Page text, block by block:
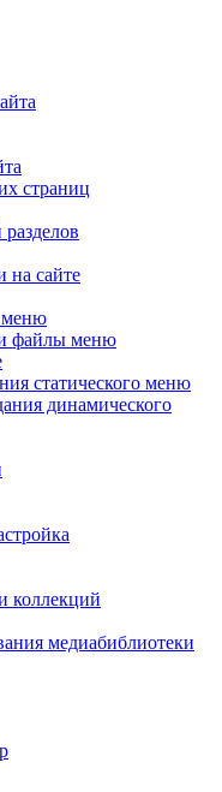
страниц
на сайте
файлы меню
статического меню
динамического
коллекций
медиабиблиотеки